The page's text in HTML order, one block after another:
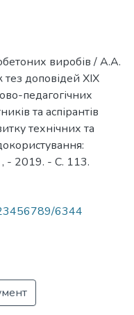
виробів / A.A.
доповідей XIX
педагогічних
та аспірантів
технічних та
, - 2019. - С. 113.
6344